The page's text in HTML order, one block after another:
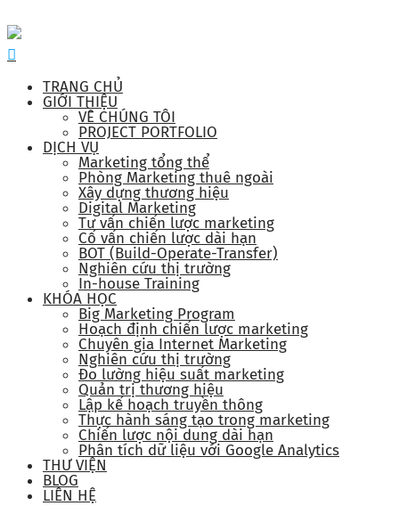
TRANG CHỦ
GIỚI THIỆU
VỀ CHÚNG TÔI
PROJECT PORTFOLIO
DỊCH VỤ
Marketing tổng thể
Phòng Marketing thuê ngoài
Xây dựng thương hiệu
Digital Marketing
Tư vấn chiến lược marketing
Cố vấn chiến lược dài hạn
BOT (Build-Operate-Transfer)
Nghiên cứu thị trường
In-house Training
KHÓA HỌC
Big Marketing Program
Hoạch định chiến lược marketing
Chuyên gia Internet Marketing
Nghiên cứu thị trường
Đo lường hiệu suất marketing
Quản trị thương hiệu
Lập kế hoạch truyền thông
Thực hành sáng tạo trong marketing
Chiến lược nội dung dài hạn
Phân tích dữ liệu với Google Analytics
THƯ VIỆN
BLOG
LIÊN HỆ